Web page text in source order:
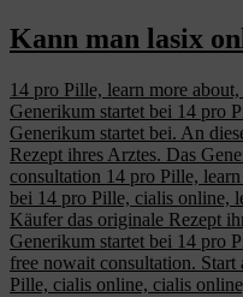
Kann man lasix
14 pro Pille, learn more
Generikum startet bei 14 pro
Generikum startet bei. An
Rezept ihres Arztes. Das
consultation 14 pro Pille,
bei 14 pro Pille, cialis online,
Käufer das originale Rezept
Generikum startet bei 14 pro
free nowait consultation.
Pille, cialis online, cialis